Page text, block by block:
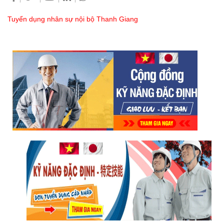
Tuyển dụng nhân sự nội bộ Thanh Giang